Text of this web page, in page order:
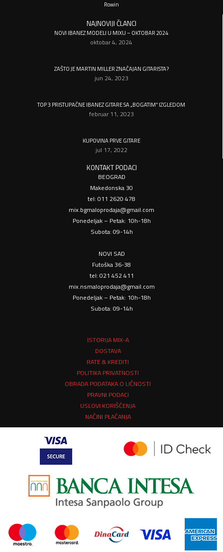
Rowin
NAJNOVIJI ČLANCI
NOVI IBANEZ MODELI U MIXU – OKTOBAR 2024
oktobar 4, 2024
ZAŠTO JE MARTIN MILLER ZNAČAJAN GITARISTA?
jun 24, 2023
TOP 3 PRISTUPAČNE IBANEZ GITARE SA „BOGATIM“ IZGLEDOM
februar 11, 2023
KUPOVINA PRVE GITARE
jul 17, 2022
KONTAKT PODACI
BEOGRAD
Makedonska 30
tel: 011 2620 478
mix.bgmaloprodaja@gmail.com
Ponedeljak – Petak: 10h-18h
Subota: 09-14h
NOVI SAD
Futoška 36-38
tel: 021 452 411
mix.nsmaloprodaja@gmail.com
Ponedeljak – Petak: 10h-18h
Subota: 09-14h
ISTORIJA MIX-A
DOSTAVA
RATE & KREDITI
POLITIKA PRIVATNOSTI
OBRADA PODATAKA O LIČNOSTI
PRAVNI PODACI
USLOVI KORIŠĆENJA
NAČINI PLAĆANJA